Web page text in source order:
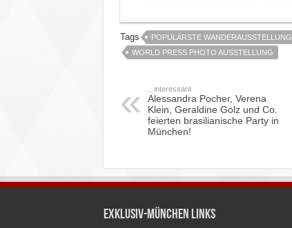
Tags POPULÄRSTE WANDERAUSSTELLUNG
WORLD PRESS PHOTO AUSSTELLUNG
.. interessant
Alessandra Pocher, Verena
Klein, Geraldine Golz und Co.
feierten brasilianische Party in
München!
Exklusiv-München Links